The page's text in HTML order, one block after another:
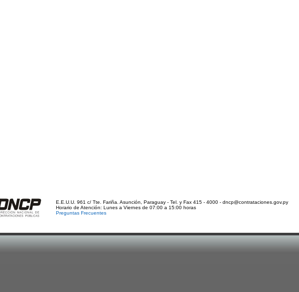
E.E.U.U. 961 c/ Tte. Fariña. Asunción, Paraguay - Tel. y Fax 415 - 4000 - dncp@contrataciones.gov.py
Horario de Atención: Lunes a Viernes de 07:00 a 15:00 horas
Preguntas Frecuentes